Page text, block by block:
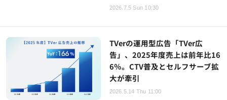
2026.7.5 Sun 10:30
TVerの運用型広告「TVer広
告」、2025年度売上は前年比16
6％。CTV普及とセルフサーブ拡
大が牽引
2026.5.14 Thu 11:00